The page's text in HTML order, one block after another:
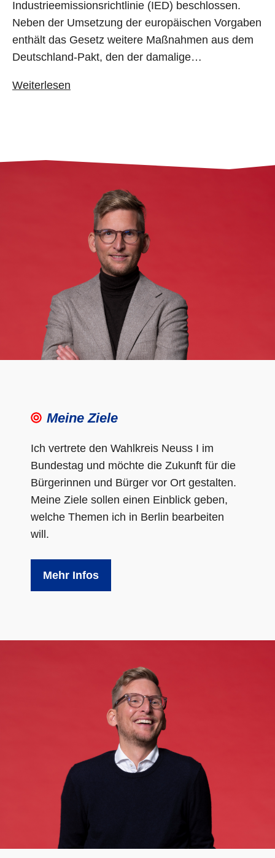
Industrieemissionsrichtlinie (IED) beschlossen.
Neben der Umsetzung der europäischen Vorgaben
enthält das Gesetz weitere Maßnahmen aus dem
Deutschland-Pakt, den der damalige…
Weiterlesen
Meine Ziele
Ich vertrete den Wahlkreis Neuss I im
Bundestag und möchte die Zukunft für die
Bürgerinnen und Bürger vor Ort gestalten.
Meine Ziele sollen einen Einblick geben,
welche Themen ich in Berlin bearbeiten
will.
Mehr Infos